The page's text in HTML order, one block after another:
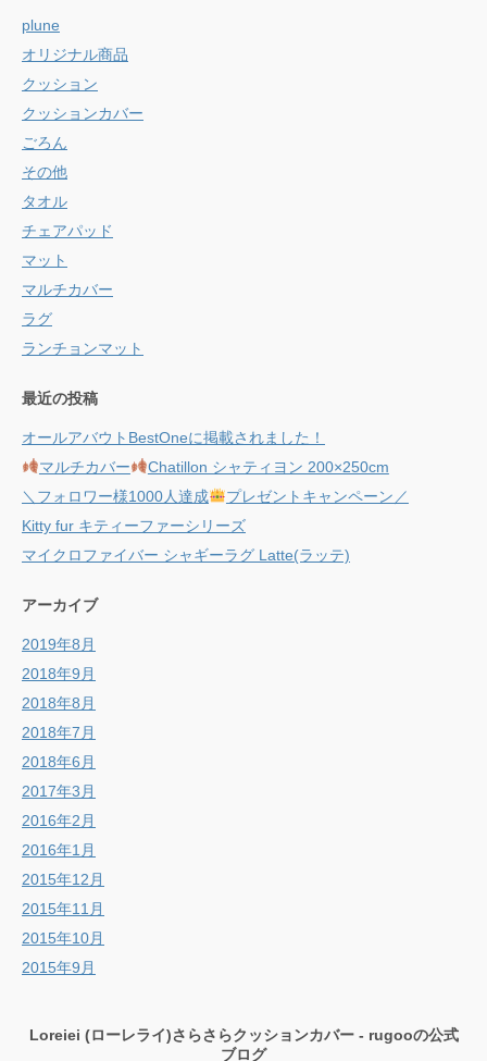
plune
オリジナル商品
クッション
クッションカバー
ごろん
その他
タオル
チェアパッド
マット
マルチカバー
ラグ
ランチョンマット
最近の投稿
オールアバウトBestOneに掲載されました！
マルチカバー
Chatillon シャティヨン 200×250cm
＼フォロワー様1000人達成
プレゼントキャンペーン／
Kitty fur キティーファーシリーズ
マイクロファイバー シャギーラグ Latte(ラッテ)
アーカイブ
2019年8月
2018年9月
2018年8月
2018年7月
2018年6月
2017年3月
2016年2月
2016年1月
2015年12月
2015年11月
2015年10月
2015年9月
Loreiei (ローレライ)さらさらクッションカバー - rugooの公式
ブログ